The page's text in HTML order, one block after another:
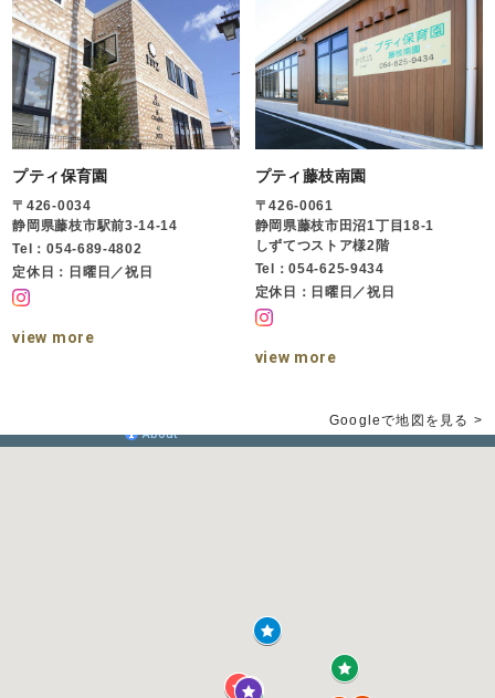
プティ保育園
〒426-0034
静岡県藤枝市駅前3-14-14
Tel：054-689-4802
定休日：日曜日／祝日
view more
プティ藤枝南園
〒426-0061
静岡県藤枝市田沼1丁目18-1
しずてつストア様2階
Tel：054-625-9434
定休日：日曜日／祝日
view more
Googleで地図を見る >